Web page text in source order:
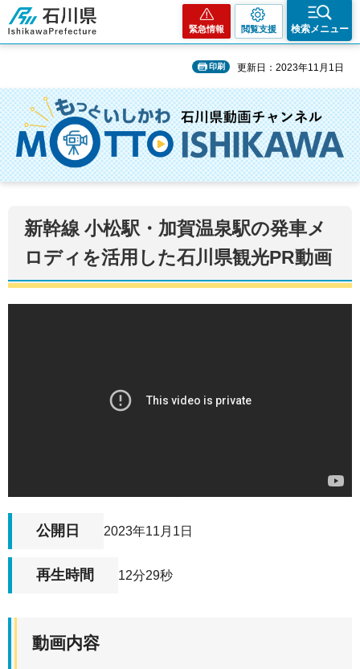
石川県
緊急情報 閲覧支援 検索メニュー
印刷 更新日：2023年11月1日
新幹線 小松駅・加賀温泉駅の発車メ
ロディを活用した石川県観光PR動画
公開日 2023年11月1日
再生時間 12分29秒
動画内容